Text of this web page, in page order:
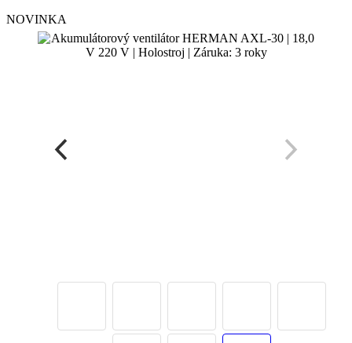
NOVINKA